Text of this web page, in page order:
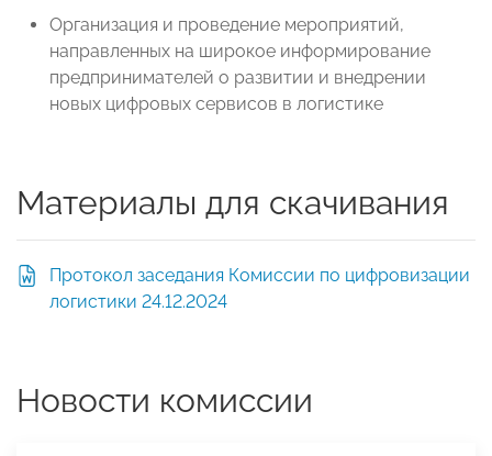
Организация и проведение мероприятий,
направленных на широкое информирование
предпринимателей о развитии и внедрении
новых цифровых сервисов в логистике
Материалы для скачивания
Протокол заседания Комиссии по цифровизации
логистики 24.12.2024
Новости комиссии